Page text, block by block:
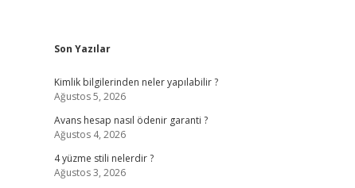
Sidebar
Son Yazılar
Kimlik bilgilerinden neler yapılabilir ?
Ağustos 5, 2026
Avans hesap nasıl ödenir garanti ?
Ağustos 4, 2026
4 yüzme stili nelerdir ?
Ağustos 3, 2026